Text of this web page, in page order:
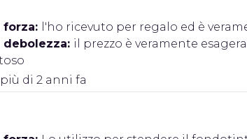
forza: l'ho ricevuto per regalo ed è
debolezza: il prezzo è veramente
più di 2 anni fa